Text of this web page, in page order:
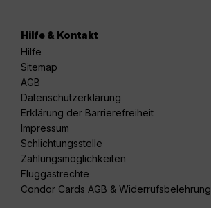
Hilfe & Kontakt
Hilfe
Sitemap
AGB
Datenschutzerklärung
Erklärung der Barrierefreiheit
Impressum
Schlichtungsstelle
Zahlungsmöglichkeiten
Fluggastrechte
Condor Cards AGB & Widerrufsbelehrung